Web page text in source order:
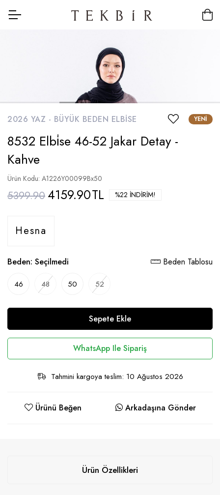
2026 YAZ - BÜYÜK BEDEN ELBISE YENI
8532 Elbi̇se 46-52 Jakar Detay -
Kahve
Ürün Kodu: A1226Y00099Bx50
5399.904159.90TL %22 İNDIRIM!
Hesna
Beden: Seçilmedi Beden Tablosu
46 48 50 52
Sepete Ekle
WhatsApp Ile Sipariş
Tahmini kargoya teslim: 10 Ağustos 2026
Ürünü Beğen Arkadaşına Gönder
Ürün Özellikleri